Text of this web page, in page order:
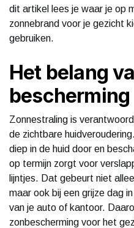
dit artikel lees je waar je op
zonnebrand voor je gezicht
gebruiken.
Het belang
bescherming
Zonnestraling is
de zichtbare
diep in de huid door en
op termijn zorgt voor
lijntjes. Dat gebeurt niet
maar ook bij een grijze dag
van je auto of kantoor.
zonbescherming voor het